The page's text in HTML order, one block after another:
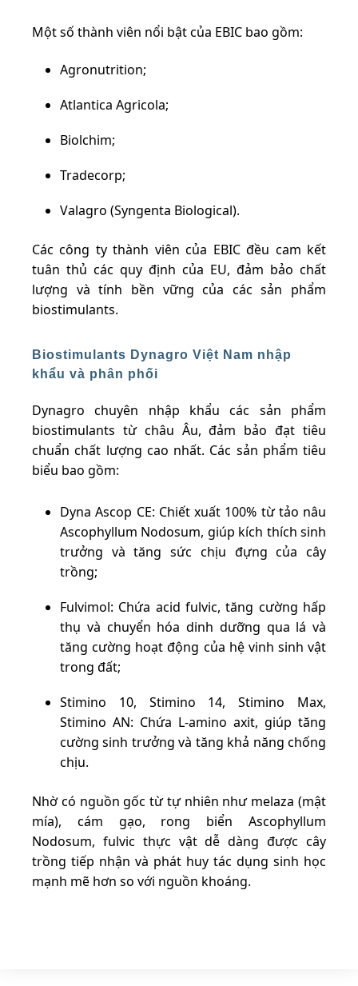
Một số thành viên nổi bật của EBIC bao gồm:
Agronutrition;
Atlantica Agricola;
Biolchim;
Tradecorp;
Valagro (Syngenta Biological).
Các công ty thành viên của EBIC đều cam kết
tuân thủ các quy định của EU, đảm bảo chất
lượng và tính bền vững của các sản phẩm
biostimulants.
Biostimulants Dynagro Việt Nam nhập
khẩu và phân phối
Dynagro chuyên nhập khẩu các sản phẩm
biostimulants từ châu Âu, đảm bảo đạt tiêu
chuẩn chất lượng cao nhất. Các sản phẩm tiêu
biểu bao gồm:
Dyna Ascop CE: Chiết xuất 100% từ tảo nâu
Ascophyllum Nodosum, giúp kích thích sinh
trưởng và tăng sức chịu đựng của cây
trồng;
Fulvimol: Chứa acid fulvic, tăng cường hấp
thụ và chuyển hóa dinh dưỡng qua lá và
tăng cường hoạt động của hệ vinh sinh vật
trong đất;
Stimino 10, Stimino 14, Stimino Max,
Stimino AN: Chứa L-amino axit, giúp tăng
cường sinh trưởng và tăng khả năng chống
chịu.
Nhờ có nguồn gốc từ tự nhiên như melaza (mật
mía), cám gạo, rong biển Ascophyllum
Nodosum, fulvic thực vật dễ dàng được cây
trồng tiếp nhận và phát huy tác dụng sinh học
mạnh mẽ hơn so với nguồn khoáng.